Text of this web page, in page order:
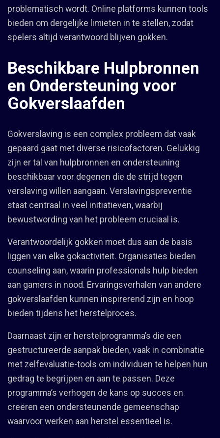
problematisch wordt. Online platforms kunnen tools
bieden om dergelijke limieten in te stellen, zodat
spelers altijd verantwoord blijven gokken.
Beschikbare Hulpbronnen
en Ondersteuning voor
Gokverslaafden
Gokverslaving is een complex probleem dat vaak
gepaard gaat met diverse risicofactoren. Gelukkig
zijn er tal van hulpbronnen en ondersteuning
beschikbaar voor degenen die de strijd tegen
verslaving willen aangaan. Verslavingspreventie
staat centraal in veel initiatieven, waarbij
bewustwording van het probleem cruciaal is.
Verantwoordelijk gokken moet dus aan de basis
liggen van elke gokactiviteit. Organisaties bieden
counseling aan, waarin professionals hulp bieden
aan gamers in nood. Ervaringsverhalen van andere
gokverslaafden kunnen inspirerend zijn en hoop
bieden tijdens het herstelproces.
Daarnaast zijn er herstelprogramma’s die een
gestructureerde aanpak bieden, vaak in combinatie
met zelfevaluatie-tools om individuen te helpen hun
gedrag te begrijpen en aan te passen. Deze
programma’s verhogen de kans op succes en
creëren een ondersteunende gemeenschap
waarvoor werken aan herstel essentieel is.